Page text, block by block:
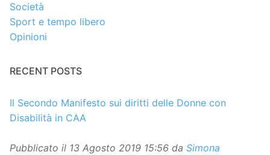
Società
Sport e tempo libero
Opinioni
RECENT POSTS
Il Secondo Manifesto sui diritti delle Donne con
Disabilità in CAA
Pubblicato il 13 Agosto 2019 15:56 da Simona